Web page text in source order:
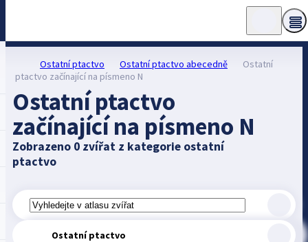
Ostatní ptactvo Ostatní ptactvo abecedně
Ostatní
ptactvo začínající na písmeno N
Ostatní ptactvo
začínající na písmeno N
Zobrazeno 0 zvířat z kategorie ostatní
ptactvo
Ostatní ptactvo